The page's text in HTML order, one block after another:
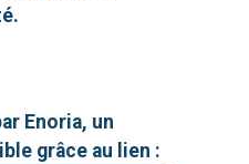
Enoria, un
grâce au lien :